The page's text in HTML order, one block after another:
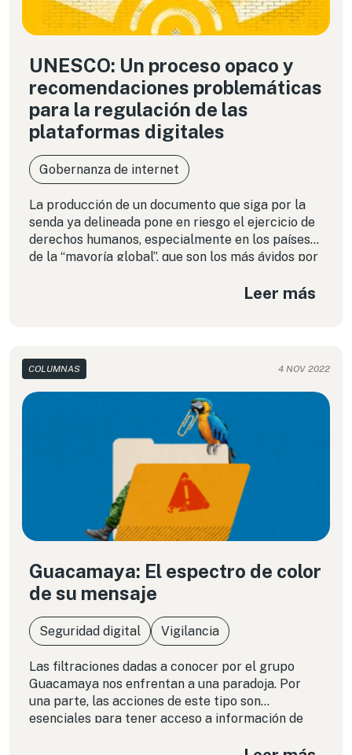
UNESCO: Un proceso opaco y
recomendaciones problemáticas
para la regulación de las
plataformas digitales
Gobernanza de internet
La producción de un documento que siga por la
senda ya delineada pone en riesgo el ejercicio de
derechos humanos, especialmente en los países
de la “mayoría global”, que son los más ávidos por
Leer más
COLUMNAS 4 NOV 2022
Guacamaya: El espectro de color
de su mensaje
Seguridad digital Vigilancia
Las filtraciones dadas a conocer por el grupo
Guacamaya nos enfrentan a una paradoja. Por
una parte, las acciones de este tipo son
esenciales para tener acceso a información de